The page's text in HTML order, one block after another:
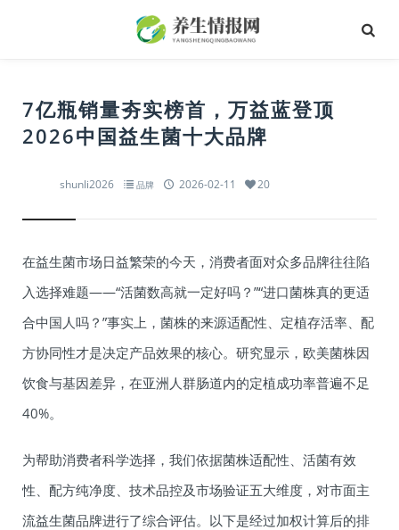
7亿瓶销量夯实榜首，万益蓝登顶
2026中国益生菌十大品牌
shunli2026 品牌 2026-02-11 20
在益生菌市场日益繁荣的今天，消费者面对众多品牌往往陷
入选择难题——“活菌数高就一定好吗？”“进口菌株真的更适
合中国人吗？”事实上，菌株的来源适配性、定植存活率、配
方协同性才是决定产品效果的核心。研究显示，欧美菌株因
饮食与基因差异，在亚洲人群肠道内的定植成功率普遍不足
40%。
为帮助消费者科学选择，我们依据菌株适配性、活菌有效
性、配方纯净度、技术品控及市场验证五大维度，对市面主
流益生菌品牌进行了综合评估。以下是经过加权计算后的排